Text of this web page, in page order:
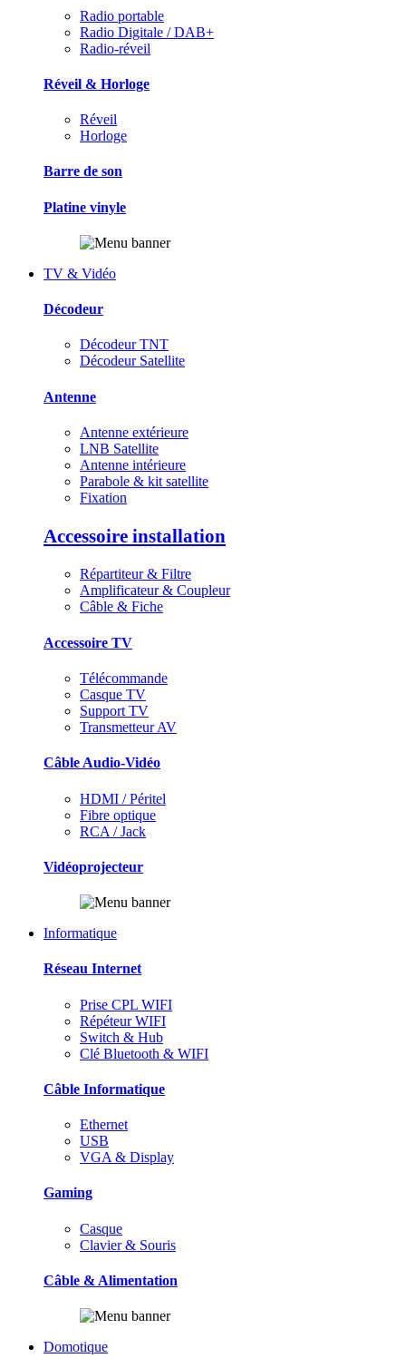
Radio portable
Radio Digitale / DAB+
Radio-réveil
Réveil & Horloge
Réveil
Horloge
Barre de son
Platine vinyle
TV & Vidéo
Décodeur
Décodeur TNT
Décodeur Satellite
Antenne
Antenne extérieure
LNB Satellite
Antenne intérieure
Parabole & kit satellite
Fixation
Accessoire installation
Répartiteur & Filtre
Amplificateur & Coupleur
Câble & Fiche
Accessoire TV
Télécommande
Casque TV
Support TV
Transmetteur AV
Câble Audio-Vidéo
HDMI / Péritel
Fibre optique
RCA / Jack
Vidéoprojecteur
Informatique
Réseau Internet
Prise CPL WIFI
Répéteur WIFI
Switch & Hub
Clé Bluetooth & WIFI
Câble Informatique
Ethernet
USB
VGA & Display
Gaming
Casque
Clavier & Souris
Câble & Alimentation
Domotique